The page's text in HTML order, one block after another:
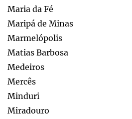
Maria da Fé
Maripá de Minas
Marmelópolis
Matias Barbosa
Medeiros
Mercês
Minduri
Miradouro